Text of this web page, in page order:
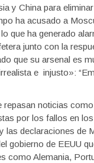
y China para
ha acusado a
que ha generado
junto con la
que su arsenal es
e injusto»:
repasan noticias
por los fallos en
las declaraciones de
gobierno de EEUU
como Alemania,